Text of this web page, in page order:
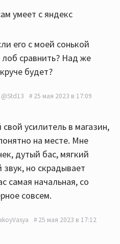
умеет с яндекс
его с моей сонькой
сравнить? Над же
будет?
@Std13 25 мая 2023 в 17:09
усилитель в магазин,
на месте. Мне
дутый бас, мягкий
но скрадывает
самая начальная, со
совсем.
25 мая 2023 в 17:12